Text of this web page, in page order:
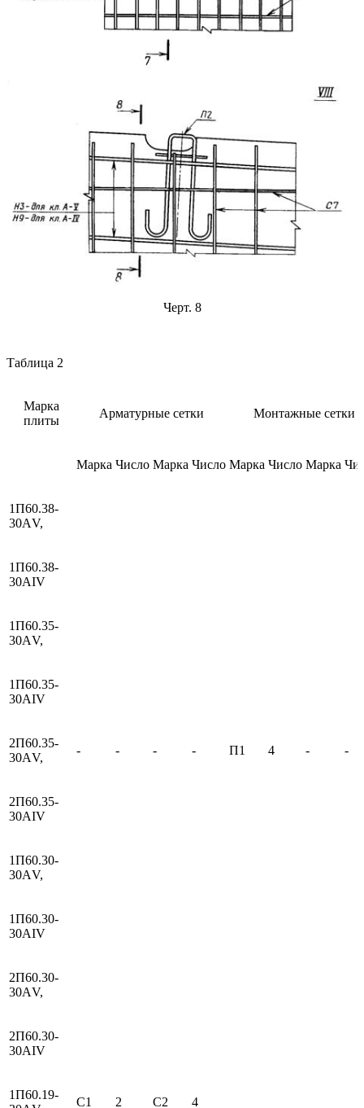
Черт. 8
Таблица 2
Марка
плиты
Арматурные сетки Монтажные сетки
Марка Число Марка Число Марка Число Марка
1П60.38-
30АV,
1П60.38-
30АIV
1П60.35-
30АV,
1П60.35-
30АIV
2П60.35-
30АV,
- - - - П1 4 - -
2П60.35-
30АIV
1П60.30-
30АV,
1П60.30-
30АIV
2П60.30-
30АV,
2П60.30-
30АIV
1П60.19-
С1 2 С2 4